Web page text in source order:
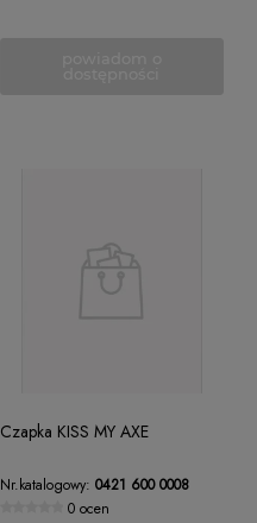
Czapka KISS MY AXE
Nr.katalogowy: 0421 600 0008
0 ocen